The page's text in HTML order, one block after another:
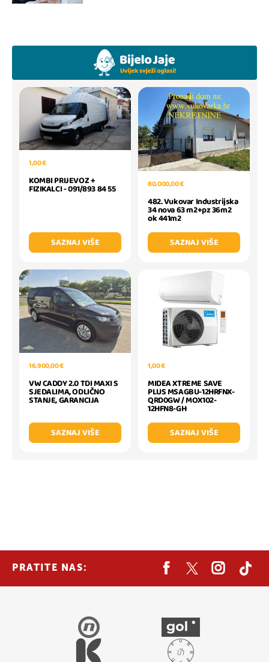
1,00 €
KOMBI PRIJEVOZ +
FIZIKALCI - 091/893 84 55
SAZNAJ VIŠE
80.000,00 €
482. Vukovar Industrijska
34 nova 63 m2+pz 36m2
ok 441m2
SAZNAJ VIŠE
16.900,00 €
VW CADDY 2.0 TDI MAXI S
SJEDALIMA, ODLIČNO
STANJE, GARANCIJA
SAZNAJ VIŠE
1,00 €
MIDEA XTREME SAVE
PLUS MSAGBU-12HRFNX-
QRD0GW / MOX102-
12HFN8-GH
SAZNAJ VIŠE
PRATITE NAS: